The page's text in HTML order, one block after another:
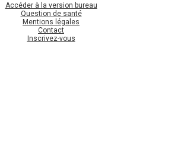
Accéder à la version bureau
Question de santé
Mentions légales
Contact
Inscrivez-vous